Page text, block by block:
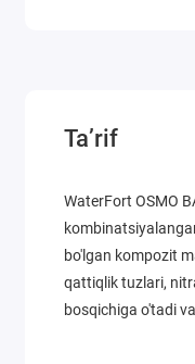
Ta’rif
WaterFort OSMO
bo'lgan kompozit
qattiqlik tuzlari,
bosqichiga o'tadi